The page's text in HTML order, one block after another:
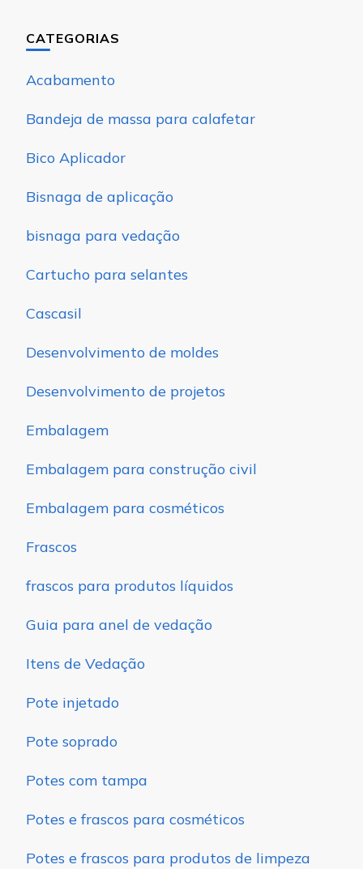
CATEGORIAS
Acabamento
Bandeja de massa para calafetar
Bico Aplicador
Bisnaga de aplicação
bisnaga para vedação
Cartucho para selantes
Cascasil
Desenvolvimento de moldes
Desenvolvimento de projetos
Embalagem
Embalagem para construção civil
Embalagem para cosméticos
Frascos
frascos para produtos líquidos
Guia para anel de vedação
Itens de Vedação
Pote injetado
Pote soprado
Potes com tampa
Potes e frascos para cosméticos
Potes e frascos para produtos de limpeza